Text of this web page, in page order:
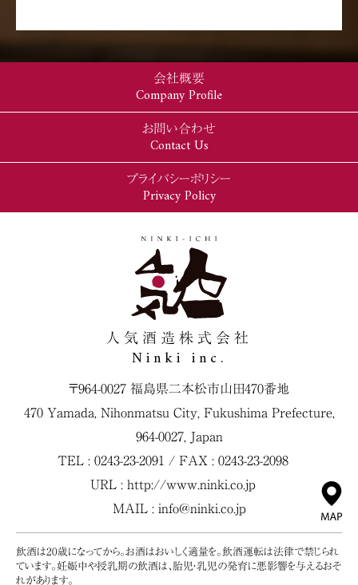
会社概要
Company Profile
お問い合わせ
Contact Us
プライバシーポリシー
Privacy Policy
人気酒造株式会社
Ninki inc.
〒964-0027 福島県二本松市山田470番地
470 Yamada, Nihonmatsu City, Fukushima Prefecture,
964-0027, Japan
TEL : 0243-23-2091 / FAX : 0243-23-2098
URL : http://www.ninki.co.jp
MAIL : info@ninki.co.jp
飲酒は20歳になってから。お酒はおいしく適量を。飲酒運転は法律で禁じられ
ています。妊娠中や授乳期の飲酒は、胎児・乳児の発育に悪影響を与えるおそ
れがあります。